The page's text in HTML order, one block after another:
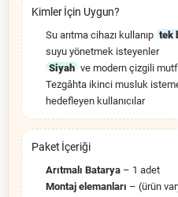
Kimler İçin Uygun?
Su arıtma cihazı kullanıp tek
suyu yönetmek isteyenler
Siyah ve modern çizgili
Tezgâhta ikinci musluk
hedefleyen kullanıcılar
Paket İçeriği
Arıtmalı Batarya – 1 adet
Montaj elemanları – (ürün